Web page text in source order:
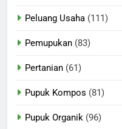
Peluang Usaha (111)
Pemupukan (83)
Pertanian (61)
Pupuk Kompos (81)
Pupuk Organik (96)